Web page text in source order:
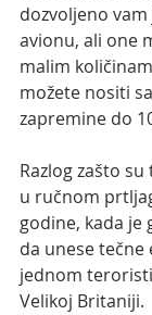
dozvoljeno
avionu, ali one
malim
možete nositi
zapremine do
Razlog zašto
u ručnom
godine, kada je
da unese tečne
jednom
Velikoj Britaniji.